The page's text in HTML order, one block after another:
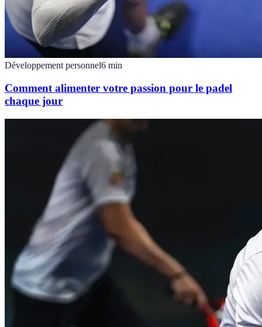
Développement personnel6 min
Comment alimenter votre passion pour le padel
chaque jour